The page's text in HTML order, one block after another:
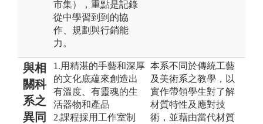
市集），重點是記錄
從中學習到到的協
作、規劃與行銷能
力。
與相
關科
系之
異同
1.用精湛的手藝和深厚
的文化底蘊來創造出
有溫度、有靈魂的生
活器物和產品
2.課程採用工作室制
本系不同於傳統工藝
及美術系之教學，以
實作帶領學生對了解
材質特性及應對技
術，並藉由當代材質